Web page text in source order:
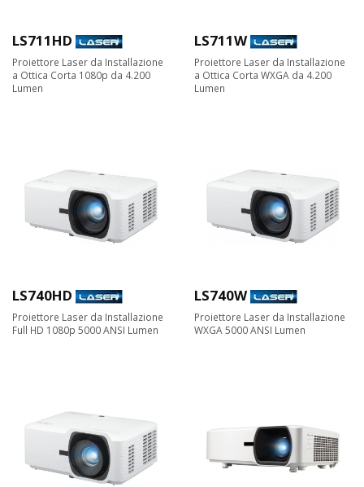
LS711HD
Proiettore Laser da Installazione
a Ottica Corta 1080p da 4.200
Lumen
LS711W
Proiettore Laser da Installazione
a Ottica Corta WXGA da 4.200
Lumen
LS740HD
Proiettore Laser da Installazione
Full HD 1080p 5000 ANSI Lumen
LS740W
Proiettore Laser da Installazione
WXGA 5000 ANSI Lumen